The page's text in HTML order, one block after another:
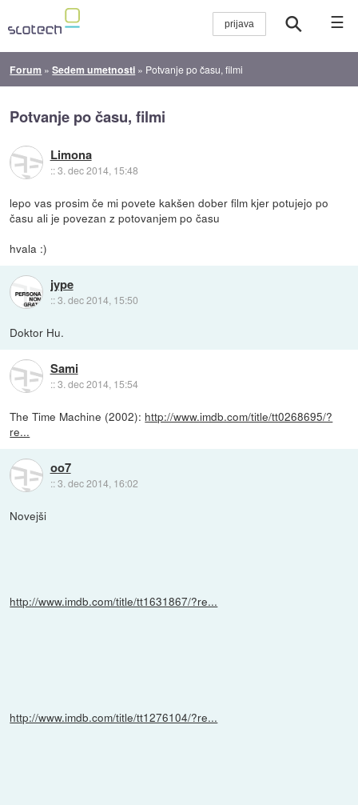
☰
Forum »Sedem umetnosti » Potvanje po času, filmi
Potvanje po času, filmi
Limona
::3. dec 2014, 15:48
lepo vas prosim če mi povete kakšen dober film kjer potujejo po
času ali je povezan z potovanjem po času
hvala :)
jype
::3. dec 2014, 15:50
Doktor Hu.
Sami
::3. dec 2014, 15:54
The Time Machine (2002): http://www.imdb.com/title/tt0268695/?
re...
oo7
::3. dec 2014, 16:02
Novejši
http://www.imdb.com/title/tt1631867/?re...
http://www.imdb.com/title/tt1276104/?re...